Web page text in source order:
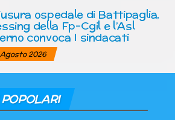
ospedale di Battipaglia,
della Fp-Cgil e l’Asl
convoca I sindacati
Agosto 2026